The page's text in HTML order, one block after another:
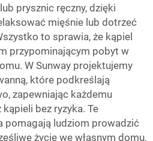
prysznic ręczny, dzięki
mięśnie lub dotrzeć
to sprawia, że kąpiel
przypominającym pobyt w
W Sunway projektujemy
które podkreślają
zapewniając każdemu
bez ryzyka. Te
pomagają ludziom prowadzić
życie we własnym domu,